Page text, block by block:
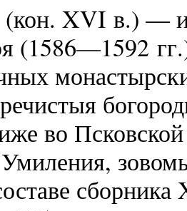
(кон. XVI в.) —
(1586—1592
во